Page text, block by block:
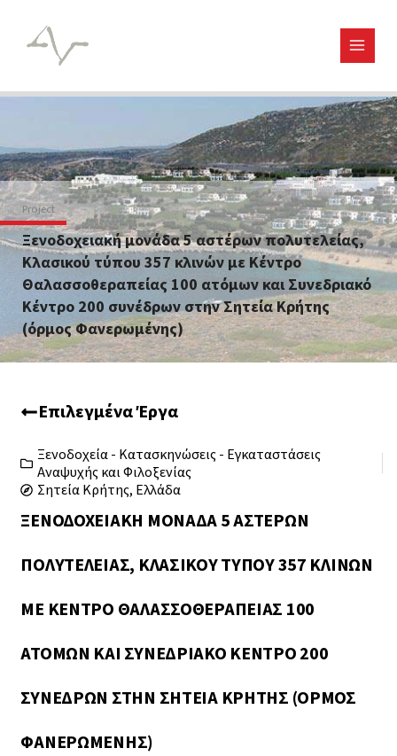
περιεχόμενο
Project
Ξενοδοχειακή μονάδα 5 αστέρων πολυτελείας,
Κλασικού τύπου 357 κλινών με Κέντρο
Θαλασσοθεραπείας 100 ατόμων και Συνεδριακό
Κέντρο 200 συνέδρων στην Σητεία Κρήτης
(όρμος Φανερωμένης)
Επιλεγμένα Έργα
Ξενοδοχεία - Κατασκηνώσεις - Εγκαταστάσεις
Αναψυχής και Φιλοξενίας
Σητεία Κρήτης, Ελλάδα
ΞΕΝΟΔΟΧΕΙΑΚΉ ΜΟΝΆΔΑ 5 ΑΣΤΈΡΩΝ
ΠΟΛΥΤΕΛΕΊΑΣ, ΚΛΑΣΙΚΟΎ ΤΎΠΟΥ 357 ΚΛΙΝΏΝ
ΜΕ ΚΈΝΤΡΟ ΘΑΛΑΣΣΟΘΕΡΑΠΕΊΑΣ 100
ΑΤΌΜΩΝ ΚΑΙ ΣΥΝΕΔΡΙΑΚΌ ΚΈΝΤΡΟ 200
ΣΥΝΈΔΡΩΝ ΣΤΗΝ ΣΗΤΕΊΑ ΚΡΉΤΗΣ (ΌΡΜΟΣ
ΦΑΝΕΡΩΜΈΝΗΣ)